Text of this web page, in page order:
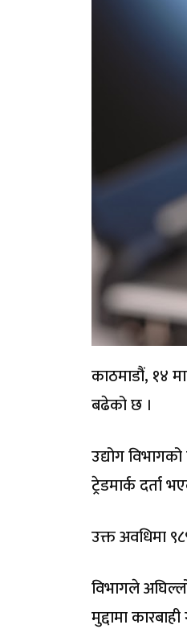
काठमाडौं, १४
बढेको छ ।
उद्योग
ट्रेडमार्क दर्ता
उक्त अवधिमा
विभागले
मुद्दामा